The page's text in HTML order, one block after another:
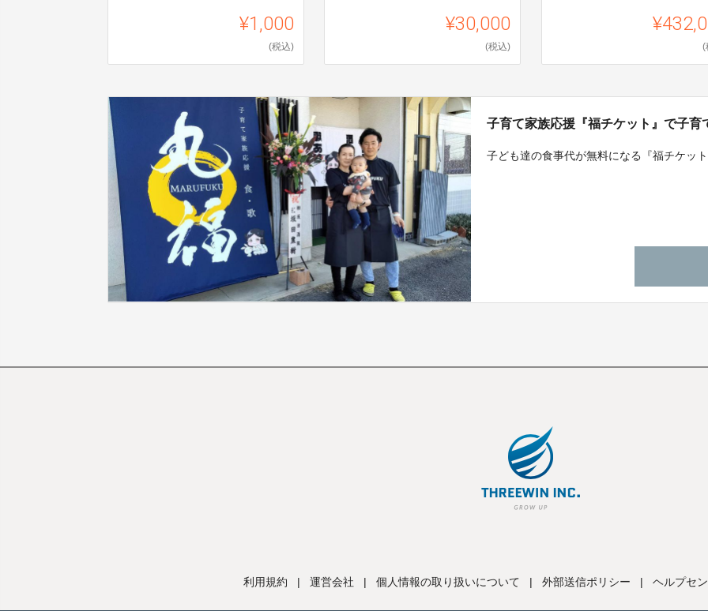
¥1,000
(税込)
¥30,000
(税込) (
子育て家族応援『福チケット』で子育
子ども達の食事代が無料になる『福チケッ
利用規約 | 運営会社 | 個人情報の取り扱いについて | 外部送信ポリシー | ヘルプセ